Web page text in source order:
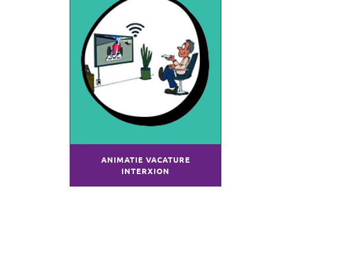
ANIMATIE VACATURE
INTERXION